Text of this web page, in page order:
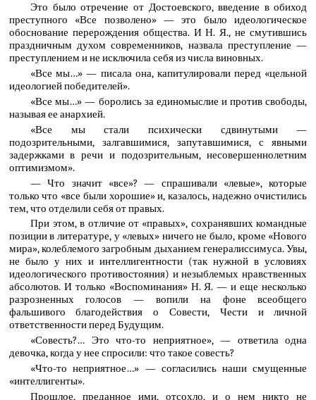
Это было отречение от Достоевского, введение в обиход
преступного «Все позволено» — это было идеологическое
обоснование перерождения общества. И Н. Я., не смутившись
праздничным духом современников, назвала преступление —
преступлением и не исключила себя из числа виновных.
«Все мы…» — писала она, капитулировали перед «цельной
идеологией победителей».
«Все мы…» — боролись за единомыслие и против свободы,
называя ее анархией.
«Все мы стали психически сдвинутыми —
подозрительными, залгавшимися, запутавшимися, с явными
задержками в речи и подозрительным, несовершеннолетним
оптимизмом».
— Что значит «все»? — спрашивали «левые», которые
только что «все были хорошие» и, казалось, надежно очистились
тем, что отделили себя от правых.
При этом, в отличие от «правых», сохранявших командные
позиции в литературе, у «левых» ничего не было, кроме «Нового
мира», колеблемого загробным дыханием генералиссимуса. Увы,
не было у них и интеллигентности (так нужной в условиях
идеологического противостояния) и незыблемых нравственных
абсолютов. И только «Воспоминания» Н. Я. — и еще несколько
разрозненных голосов — вопили на фоне всеобщего
фальшивого благодействия о Совести, Чести и личной
ответственности перед Будущим.
«Совесть?… Это что-то неприятное», — ответила одна
девочка, когда у нее спросили: что такое совесть?
«Что-то неприятное…» — согласились наши смущенные
«интеллигенты».
Прошлое, преданное ими, отсохло, и о нем никто не